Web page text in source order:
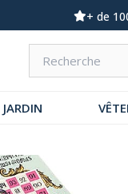
JARDIN